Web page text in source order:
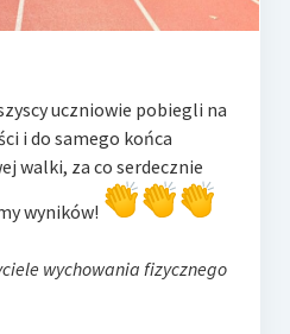
uczniowie pobiegli na
i do samego końca
walki, za co serdecznie
wyników!
wychowania fizycznego